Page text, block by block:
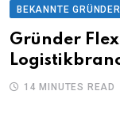
BEKANNTE GRÜNDER
Gründer
14 MINUTES READ